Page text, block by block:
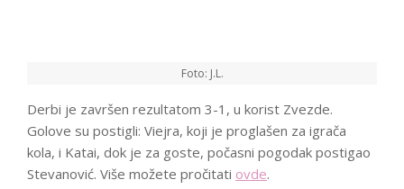
Foto: J.L.
Derbi je završen rezultatom 3-1, u korist Zvezde.
Golove su postigli: Viejra, koji je proglašen za igrača
kola, i Katai, dok je za goste, počasni pogodak postigao
Stevanović. Više možete pročitati ovde.